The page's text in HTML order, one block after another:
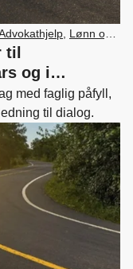
Lønn og
,Nyttekjøretøy
til
og i
med faglig påfyll,
til dialog.